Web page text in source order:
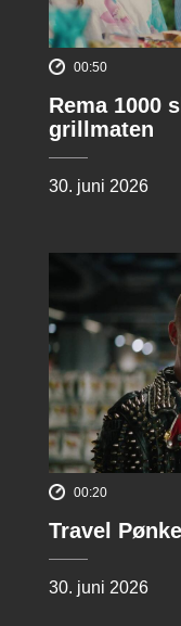
00:50
Rema 1000
grillmaten
30. juni 2026
00:20
Travel
30. juni 2026